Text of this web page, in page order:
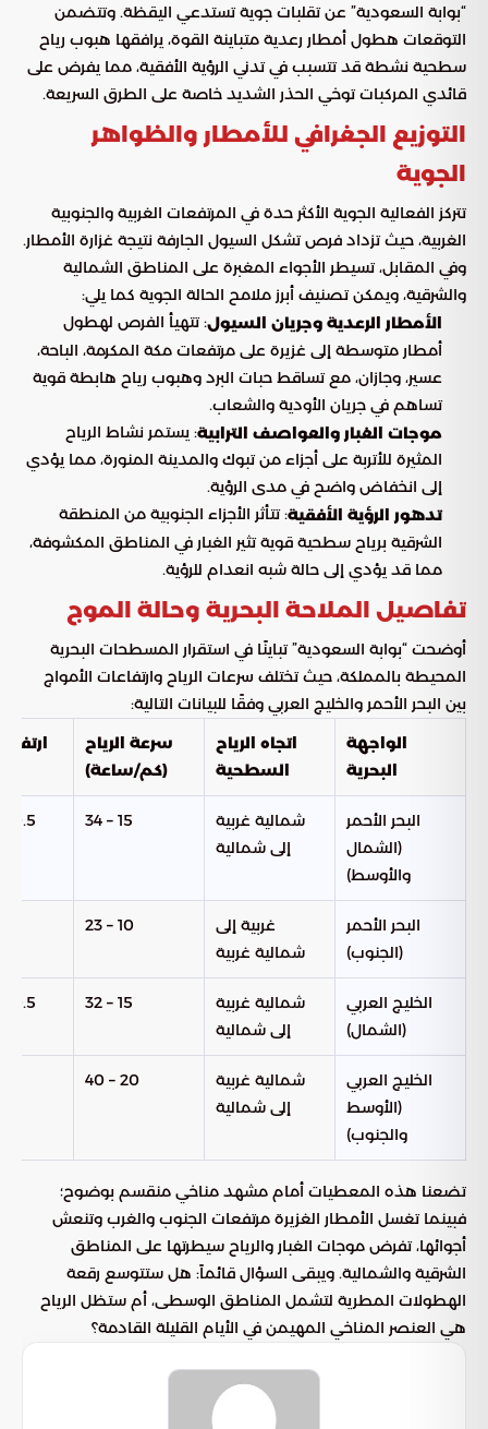
“بوابة السعودية” عن تقلبات جوية تستدعي اليقظة. وتتضمن
التوقعات هطول أمطار رعدية متباينة القوة، يرافقها هبوب رياح
سطحية نشطة قد تتسبب في تدني الرؤية الأفقية، مما يفرض على
قائدي المركبات توخي الحذر الشديد خاصة على الطرق السريعة.
التوزيع الجغرافي للأمطار والظواهر
الجوية
تتركز الفعالية الجوية الأكثر حدة في المرتفعات الغربية والجنوبية
الغربية، حيث تزداد فرص تشكل السيول الجارفة نتيجة غزارة الأمطار.
وفي المقابل، تسيطر الأجواء المغبرة على المناطق الشمالية
والشرقية، ويمكن تصنيف أبرز ملامح الحالة الجوية كما يلي:
الأمطار الرعدية وجريان السيول: تتهيأ الفرص لهطول
أمطار متوسطة إلى غزيرة على مرتفعات مكة المكرمة، الباحة،
عسير، وجازان، مع تساقط حبات البرد وهبوب رياح هابطة قوية
تساهم في جريان الأودية والشعاب.
موجات الغبار والعواصف الترابية: يستمر نشاط الرياح
المثيرة للأتربة على أجزاء من تبوك والمدينة المنورة، مما يؤدي
إلى انخفاض واضح في مدى الرؤية.
تدهور الرؤية الأفقية: تتأثر الأجزاء الجنوبية من المنطقة
الشرقية برياح سطحية قوية تثير الغبار في المناطق المكشوفة،
مما قد يؤدي إلى حالة شبه انعدام للرؤية.
تفاصيل الملاحة البحرية وحالة الموج
أوضحت “بوابة السعودية” تباينًا في استقرار المسطحات البحرية
المحيطة بالمملكة، حيث تختلف سرعات الرياح وارتفاعات الأمواج
بين البحر الأحمر والخليج العربي وفقًا للبيانات التالية:
الواجهة
البحرية
اتجاه الرياح
السطحية
سرعة الرياح
(كم/ساعة)
البحر الأحمر
(الشمال
والأوسط)
شمالية غربية
إلى شمالية
15 – 34 0.5 – 1.5 متر
البحر الأحمر
(الجنوب)
غربية إلى
شمالية غربية
10 – 23
الخليج العربي
(الشمال)
شمالية غربية
إلى شمالية
15 – 32 0.5 – 1.5 متر
الخليج العربي
(الأوسط
والجنوب)
شمالية غربية
إلى شمالية
20 – 40
تضعنا هذه المعطيات أمام مشهد مناخي منقسم بوضوح؛
فبينما تغسل الأمطار الغزيرة مرتفعات الجنوب والغرب وتنعش
أجوائها، تفرض موجات الغبار والرياح سيطرتها على المناطق
الشرقية والشمالية. ويبقى السؤال قائماً: هل ستتوسع رقعة
الهطولات المطرية لتشمل المناطق الوسطى، أم ستظل الرياح
هي العنصر المناخي المهيمن في الأيام القليلة القادمة؟